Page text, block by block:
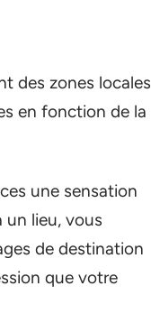
des zones locales
en fonction de la
une sensation
un lieu, vous
de destination
que votre